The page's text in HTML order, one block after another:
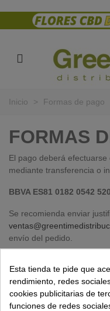
Inicio > Formas de pago
FORMAS
El pago deberá
mediante transferencia o
BBVA ES81 0182 0542
Se recomienda enviar
envío del pedido.
legislación española.
usuario, acuerdan
relación contractual, a los
Esta tienda te pide que
rendimiento, redes
cookies publicitarias de
funciones de redes